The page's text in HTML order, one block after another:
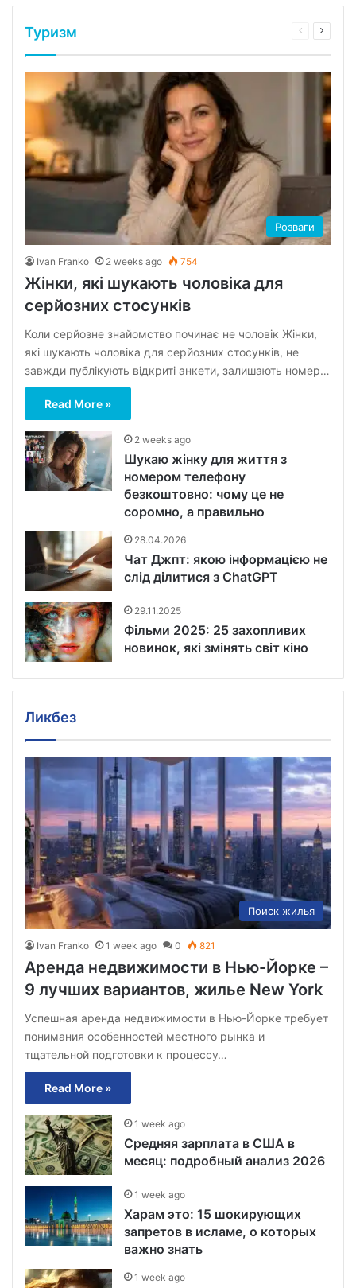
Туризм
Previous
Розваги
Ivan Franko 2 weeks ago 754
Жінки, які шукають чоловіка для
серйозних стосунків
Коли серйозне знайомство починає не чоловік Жінки,
які шукають чоловіка для серйозних стосунків, не
завжди публікують відкриті анкети, залишають номер…
Read More »
2 weeks ago
Шукаю жінку для життя з
номером телефону
безкоштовно: чому це не
соромно, а правильно
28.04.2026
Чат Джпт: якою інформацією не
слід ділитися з ChatGPT
29.11.2025
Фільми 2025: 25 захопливих
новинок, які змінять світ кіно
Ликбез
Поиск жилья
Ivan Franko 1 week ago 0 821
Аренда недвижимости в Нью-Йорке –
9 лучших вариантов, жилье New York
Успешная аренда недвижимости в Нью-Йорке требует
понимания особенностей местного рынка и
тщательной подготовки к процессу…
Read More »
1 week ago
Средняя зарплата в США в
месяц: подробный анализ 2026
1 week ago
Харам это: 15 шокирующих
запретов в исламе, о которых
важно знать
1 week ago